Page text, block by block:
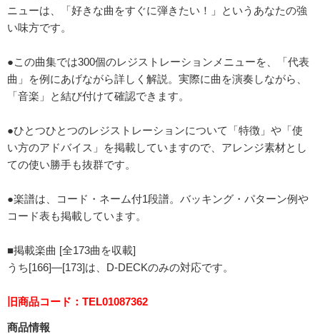
ニューは、「好きな曲をすぐに弾きたい！」というあなたの強
い味方です。
●この曲集では300個のレジストレーションメニューを、「代表
曲」を例にあげながら詳しく解説。実際に曲を演奏しながら、
「音楽」と結び付けて確認できます。
●ひとつひとつのレジストレーションについて「特徴」や「使
い方のアドバイス」を掲載していますので、アレンジ素材とし
ての使い勝手も抜群です。
●楽譜は、コード・ネーム付1段譜。バッキング・パターン例や
コード表も掲載しています。
■掲載楽曲 [全173曲を収載]
うち[166]―[173]は、D-DECKのみの対応です。
旧商品コード：TEL01087362
商品情報